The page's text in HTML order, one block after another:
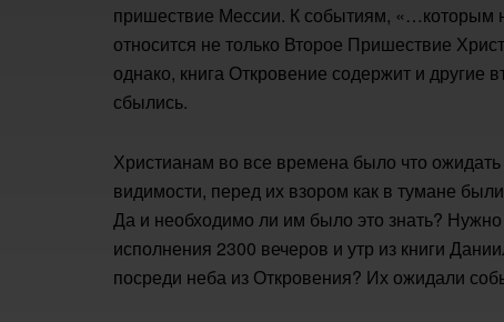
пришествие Мессии. К событиям, «…которым
относится не только Второе Пришествие
однако, книга Откровение содержит и другие
сбылись.
Христианам во все времена было что
видимости, перед их взором как в тумане
Да и необходимо ли им было это знать?
исполнения 2300 вечеров и утр из книги
посреди неба из Откровения? Их ожидали